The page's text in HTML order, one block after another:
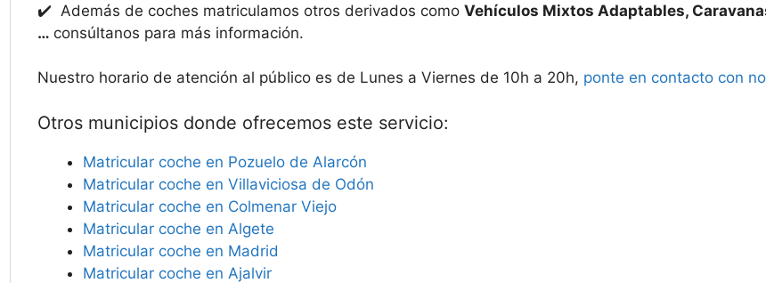
✔️ Además de coches matriculamos otros derivados como Vehículos Mixtos Adaptables,
… consúltanos para más información.
Nuestro horario de atención al público es de Lunes a Viernes de 10h a 20h, ponte en contacto con
Otros municipios donde ofrecemos este servicio:
Matricular coche en Pozuelo de Alarcón
Matricular coche en Villaviciosa de Odón
Matricular coche en Colmenar Viejo
Matricular coche en Algete
Matricular coche en Madrid
Matricular coche en Ajalvir